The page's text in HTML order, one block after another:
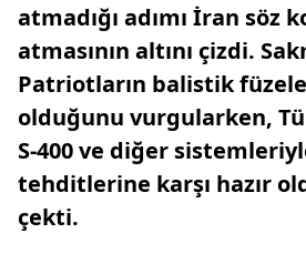
atmadığı adımı İran söz
atmasının altını çizdi.
Patriotların balistik
olduğunu vurgularken,
S-400 ve diğer
tehditlerine karşı hazır
çekti.